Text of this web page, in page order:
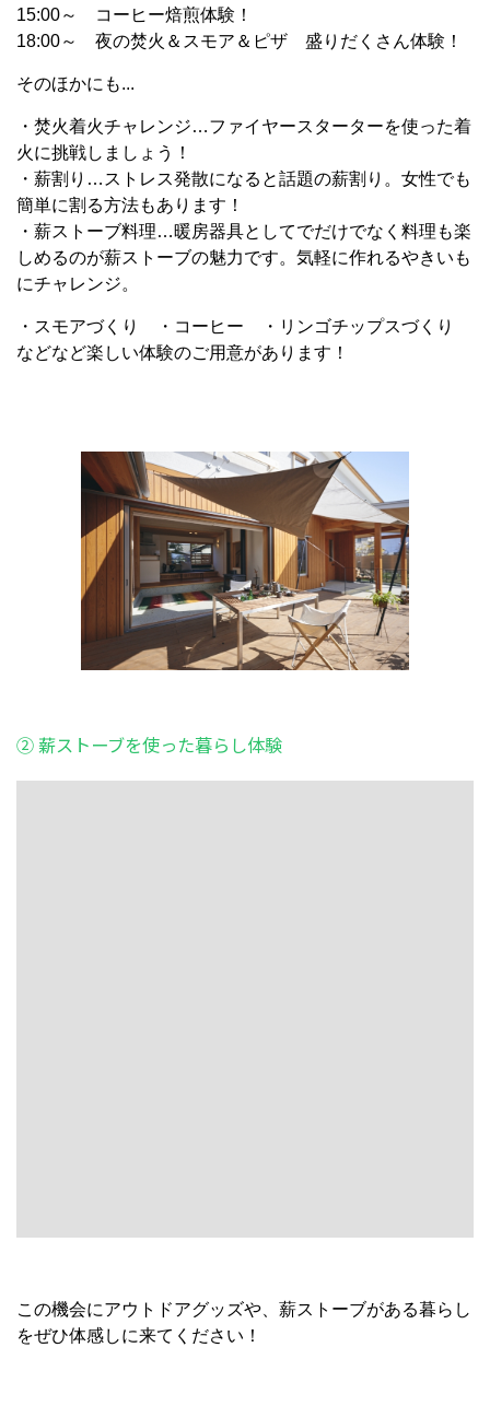
15:00～ コーヒー焙煎体験！
18:00～ 夜の焚火＆スモア＆ピザ 盛りだくさん体験！
そのほかにも...
・ 焚火着火チャレンジ…ファイヤースターターを使った着
火に挑戦しましょう！
・薪割り…ストレス発散になると話題の薪割り。女性でも
簡単に割る方法もあります！
・薪ストーブ料理…暖房器具としてでだけでなく料理も楽
しめるのが薪ストーブの魅力です。気軽に作れるやきいも
にチャレンジ。
・スモアづくり ・コーヒー
・リンゴチップスづくり
などなど楽しい体験のご用意があります！
②薪ストーブを使った暮らし体験